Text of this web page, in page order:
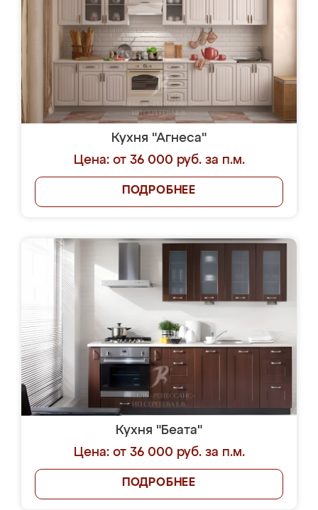
Кухня "Агнеса"
Цена: от 36 000 руб. за п.м.
ПОДРОБНЕЕ
Кухня "Беата"
Цена: от 36 000 руб. за п.м.
ПОДРОБНЕЕ